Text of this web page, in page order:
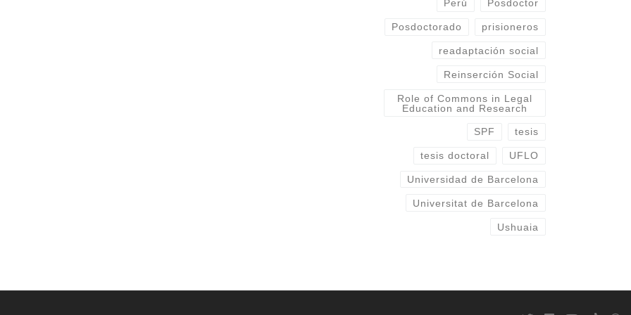
Perú Posdoctor
Posdoctorado prisioneros
readaptación social
Reinserción Social
Role of Commons in Legal
Education and Research
SPF tesis
tesis doctoral UFLO
Universidad de Barcelona
Universitat de Barcelona
Ushuaia